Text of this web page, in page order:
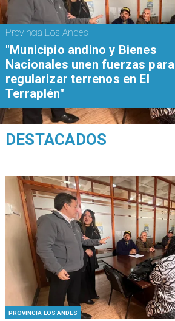
PROVINCIA LOS ANDES
Provincia Los Andes
"Municipio andino y Bienes
Nacionales unen fuerzas para
regularizar terrenos en El
Terraplén"
DESTACADOS